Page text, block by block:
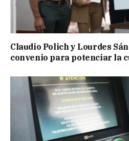
Claudio Polich y Lourdes
convenio para potenciar la